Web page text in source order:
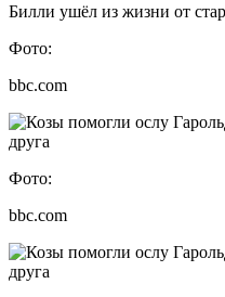
Билли ушёл из жизни от
Фото:
bbc.com
Фото:
bbc.com